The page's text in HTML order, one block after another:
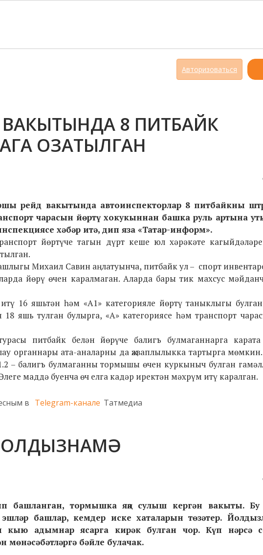
Авторизоваться
8 ПИТБАЙК
ОЗАТЫЛГАН
рейд вакытында автоинспекторлар 8 питбайкны
чарасын йөртү хокукыннан башка руль артына
хәбәр итә, дип яза «Татар-информ».
йөртүче тагын дүрт кеше юл хәрәкәте
Михаил Савин аңлатуынча, питбайк ул – спорт
йөрү өчен каралмаган. Аларда бары тик махсус
16 яшьтән һәм «А1» категорияле йөртү таныклыгы
яшь тулган булырга, «А» категориясе һәм транспорт
питбайк белән йөрүче балигъ булмаганнарга
органнары ата-аналарны да җаваплылыкка тартырга
– балигъ булмаганны тормышы өчен куркыныч булган
маддә буенча өч елга кадәр иректән мәхрүм итү каралган.
в Telegram-канале Татмедиа
башланган, тормышка яңа сулыш кергән вакыты. Бу
эшләр башлар, кемдер иске хаталарын төзәтер.
адымнар ясарга кирәк булган чор. Күп нәрсә
бәйле булачак.